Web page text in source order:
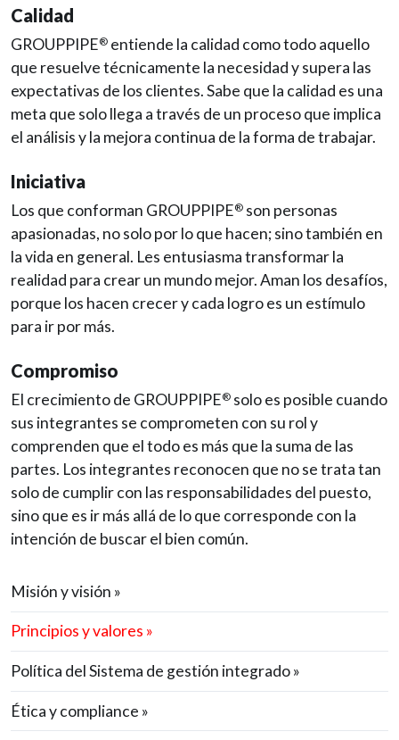
Calidad
GROUPPIPE® entiende la calidad como todo aquello
que resuelve técnicamente la necesidad y supera las
expectativas de los clientes. Sabe que la calidad es una
meta que solo llega a través de un proceso que implica
el análisis y la mejora continua de la forma de trabajar.
Iniciativa
Los que conforman GROUPPIPE® son personas
apasionadas, no solo por lo que hacen; sino también en
la vida en general. Les entusiasma transformar la
realidad para crear un mundo mejor. Aman los desafíos,
porque los hacen crecer y cada logro es un estímulo
para ir por más.
Compromiso
El crecimiento de GROUPPIPE® solo es posible cuando
sus integrantes se comprometen con su rol y
comprenden que el todo es más que la suma de las
partes. Los integrantes reconocen que no se trata tan
solo de cumplir con las responsabilidades del puesto,
sino que es ir más allá de lo que corresponde con la
intención de buscar el bien común.
Misión y visión »
Principios y valores »
Política del Sistema de gestión integrado »
Ética y compliance »